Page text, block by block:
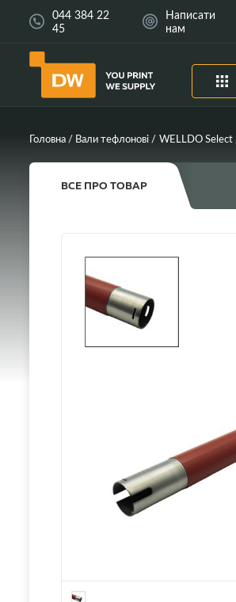
044 384 22
45
Написати
нам
Головна Вали тефлонові WELLDO Select
ВСЕ ПРО ТОВАР